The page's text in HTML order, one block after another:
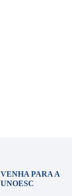
VENHA PARA A
UNOESC